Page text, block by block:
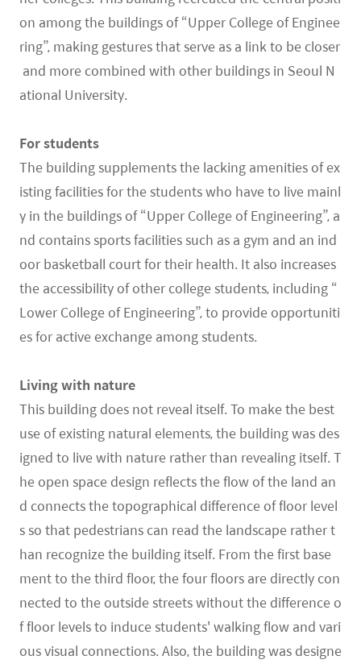
on among the buildings of “Upper College of Enginee
ring”, making gestures that serve as a link to be closer
and more combined with other buildings in Seoul N
ational University.
For students
The building supplements the lacking amenities of ex
isting facilities for the students who have to live mainl
y in the buildings of “Upper College of Engineering”, a
nd contains sports facilities such as a gym and an ind
oor basketball court for their health. It also increases
the accessibility of other college students, including “
Lower College of Engineering”, to provide opportuniti
es for active exchange among students.
Living with nature
This building does not reveal itself. To make the best
use of existing natural elements, the building was des
igned to live with nature rather than revealing itself. T
he open space design reflects the flow of the land an
d connects the topographical difference of floor level
s so that pedestrians can read the landscape rather t
han recognize the building itself. From the first base
ment to the third floor, the four floors are directly con
nected to the outside streets without the difference o
f floor levels to induce students' walking flow and vari
ous visual connections. Also, the building was designe